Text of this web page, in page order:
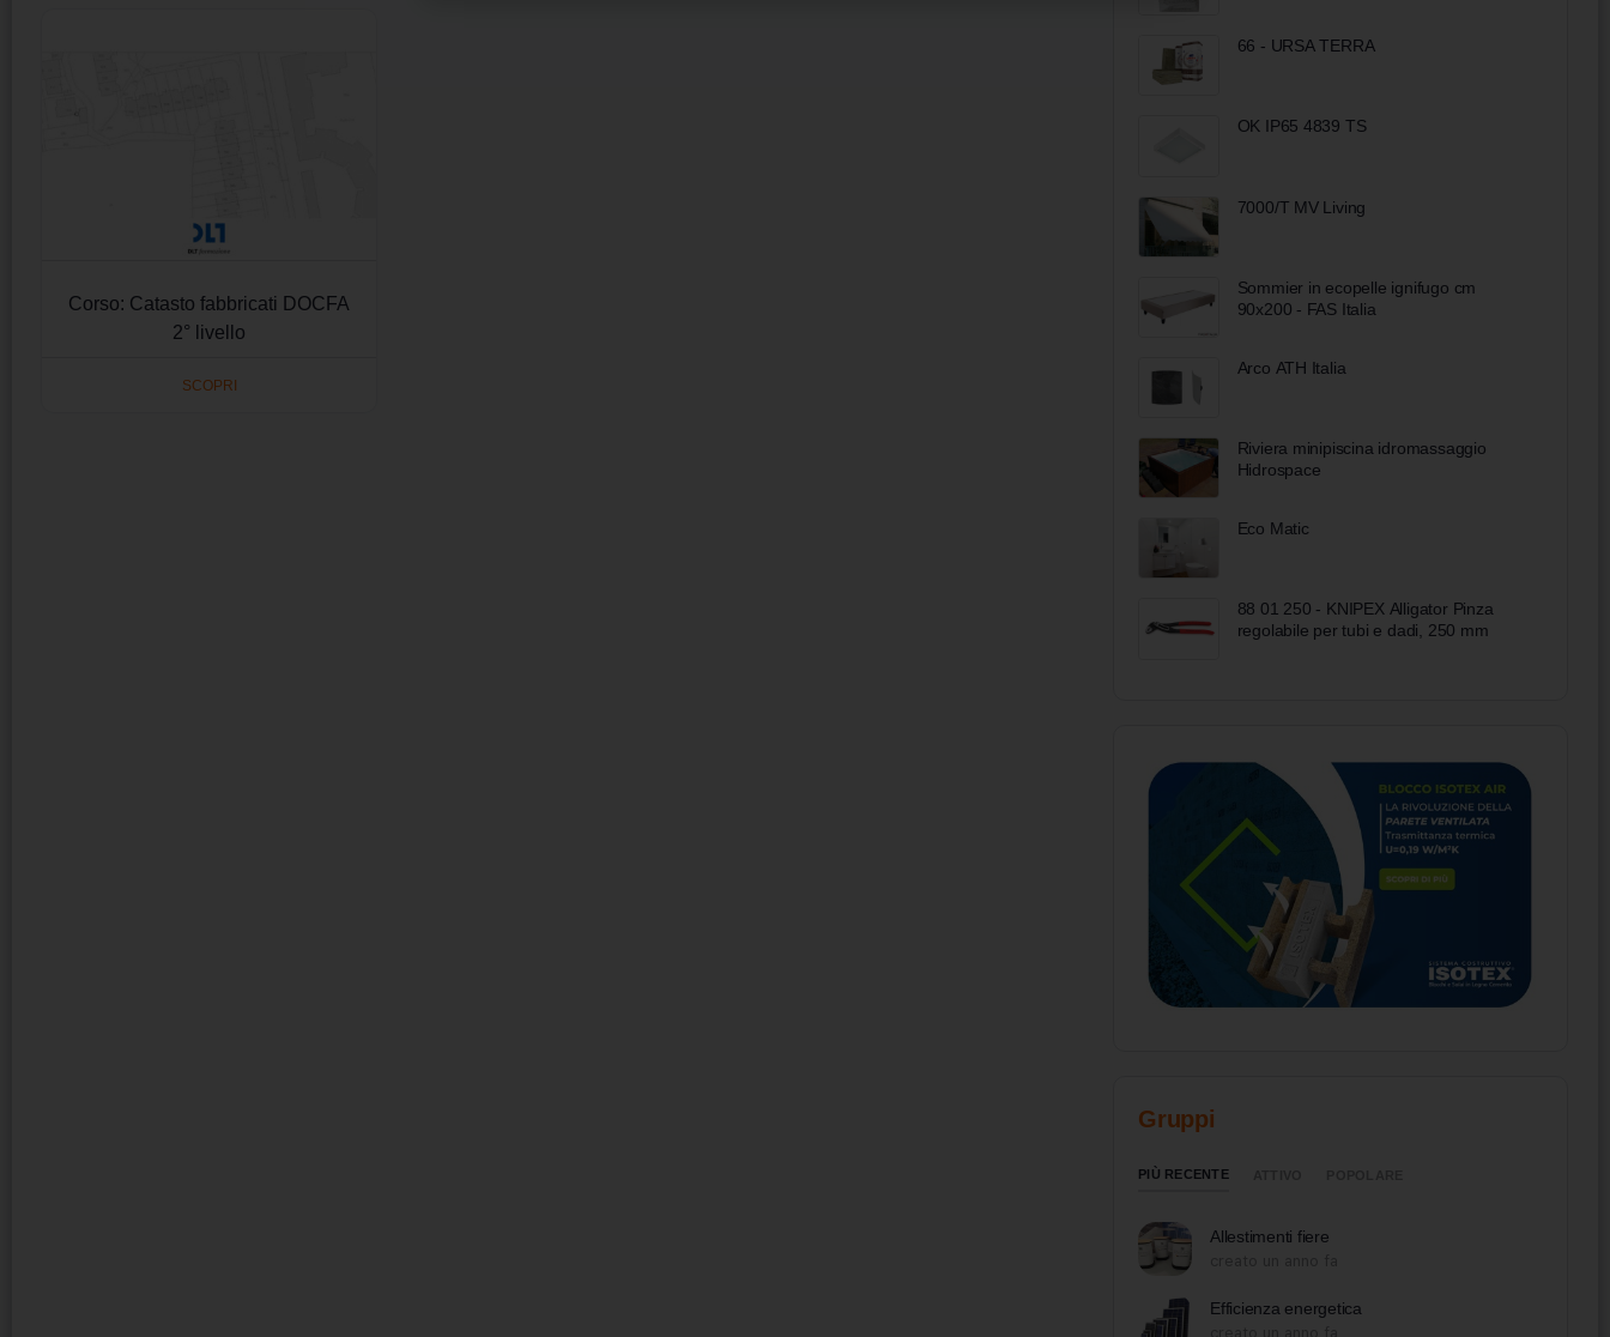
Corso: Catasto fabbricati DOCFA
2° livello
SCOPRI
66 - URSA TERRA
OK IP65 4839 TS
7000/T MV Living
Sommier in ecopelle ignifugo cm
90x200 - FAS Italia
Arco ATH Italia
Riviera minipiscina idromassaggio
Hidrospace
Eco Matic
88 01 250 - KNIPEX Alligator Pinza
regolabile per tubi e dadi, 250 mm
Gruppi
PIÙ RECENTE
Allestimenti fiere
Efficienza energetica